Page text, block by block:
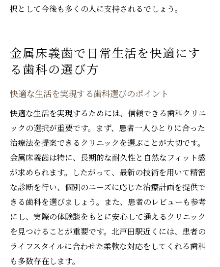
択として今後も多くの人に支持されるでしょう。
金属床義歯で日常生活を快適にす
る歯科の選び方
快適な生活を実現する歯科選びのポイント
快適な生活を実現するためには、信頼できる歯科クリニ
ックの選択が重要です。まず、患者一人ひとりに合った
治療法を提案できるクリニックを選ぶことが大切です。
金属床義歯は特に、長期的な耐久性と自然なフィット感
が求められます。したがって、最新の技術を用いて精密
な診断を行い、個別のニーズに応じた治療計画を提供で
きる歯科を選びましょう。また、患者のレビューも参考
にし、実際の体験談をもとに安心して通えるクリニック
を見つけることが重要です。北戸田駅近くには、患者の
ライフスタイルに合わせた柔軟な対応をしてくれる歯科
も多数存在します。